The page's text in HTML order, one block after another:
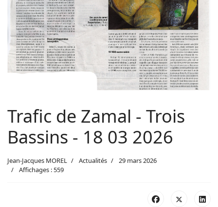
Trafic de Zamal - Trois
Bassins - 18 03 2026
Jean-Jacques MOREL Actualités
29 mars 2026
Affichages : 559